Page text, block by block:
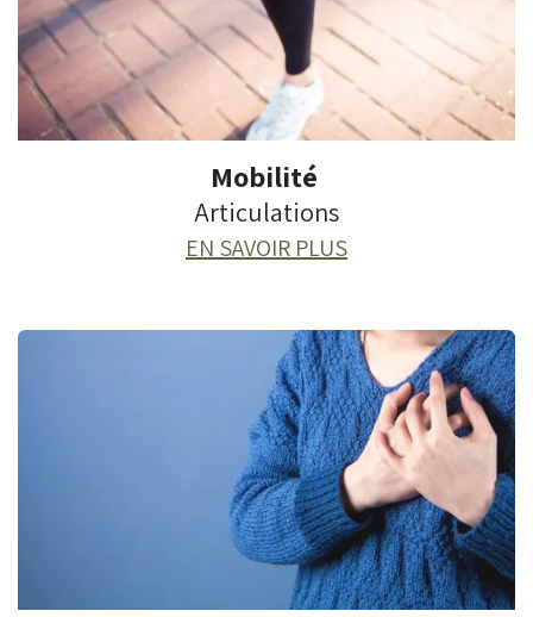
Mobilité
Articulations
EN SAVOIR PLUS